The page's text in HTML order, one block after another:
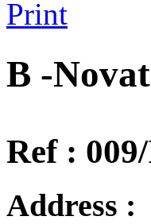
B -
Ref :
Address :